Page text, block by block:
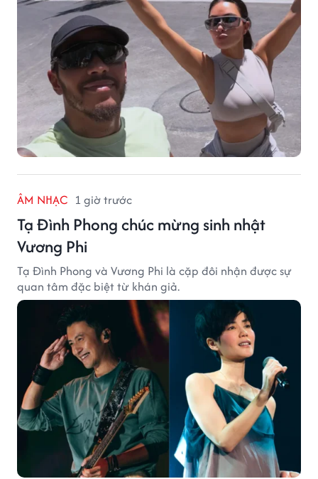
ÂM NHẠC 1 giờ trước
Tạ Đình Phong chúc mừng sinh nhật
Vương Phi
Tạ Đình Phong và Vương Phi là cặp đôi nhận được sự
quan tâm đặc biệt từ khán giả.